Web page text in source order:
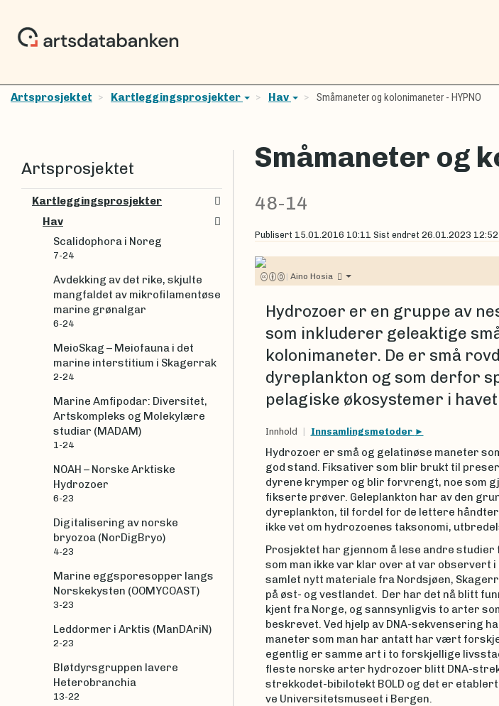
Artsprosjektet Kartleggingsprosjekter Hav Småmaneter og kolonimaneter - HYPNO
Småmaneter og
48-14
Publisert 15.01.2016 10:11 Sist endret 26.01.2023 12:52
| Aino Hosia
Hydrozoer er en gruppe av
som inkluderer geleaktige
kolonimaneter. De er små
dyreplankton og som derfor
pelagiske økosystemer i
Innhold Innsamlingsmetoder
Hydrozoer er små og gelatinøse maneter
god stand. Fiksativer som blir brukt til
dyrene krymper og blir forvrengt, noe som
fikserte prøver. Geleplankton har av den
dyreplankton, til fordel for de lettere
ikke vet om hydrozoenes taksonomi,
Prosjektet har gjennom å lese andre
som man ikke var klar over at var observert
samlet nytt materiale fra Nordsjøen,
på øst- og vestlandet. Der har det nå blitt
kjent fra Norge, og sannsynligvis to arter
beskrevet. Ved hjelp av DNA-sekvensering
maneter som man har antatt har vært
egentlig er samme art i to forskjellige
fleste norske arter hydrozoer blitt DNA-
strekkodet-bibilotekt BOLD og det er
ve Universitetsmuseet i Bergen.
Artsprosjektet
Kartleggingsprosjekter
Hav
Scalidophora i Noreg
7-24
Avdekking av det rike, skjulte
mangfaldet av mikrofilamentøse
marine grønalgar
6-24
MeioSkag – Meiofauna i det
marine interstitium i Skagerrak
2-24
Marine Amfipodar: Diversitet,
Artskompleks og Molekylære
studiar (MADAM)
1-24
NOAH – Norske Arktiske
Hydrozoer
6-23
Digitalisering av norske
bryozoa (NorDigBryo)
4-23
Marine eggsporesopper langs
Norskekysten (OOMYCOAST)
3-23
Leddormer i Arktis (ManDAriN)
2-23
Bløtdyrsgruppen lavere
Heterobranchia
13-22